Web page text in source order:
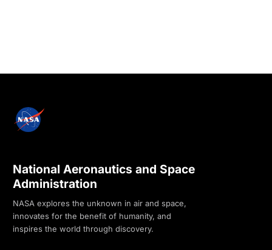
National Aeronautics and Space
Administration
NASA explores the unknown in air and space,
innovates for the benefit of humanity, and
inspires the world through discovery.